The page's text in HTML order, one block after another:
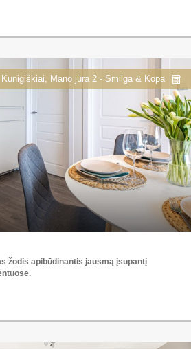
Kunigiškiai, Mano jūra 2 - Smilga & Kopa
žodis apibūdinantis jausmą įsupantį